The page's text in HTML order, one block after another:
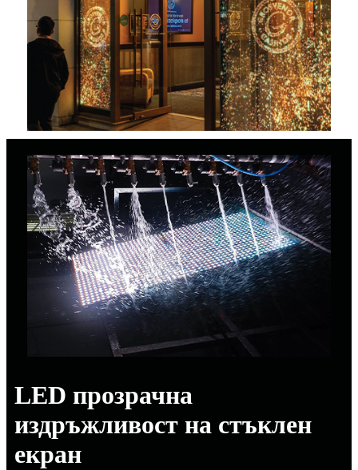
LED прозрачна
издръжливост на стъклен
екран